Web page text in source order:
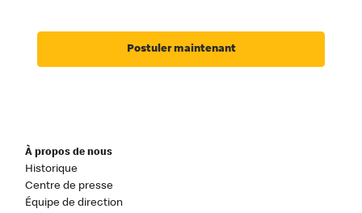
Postuler maintenant
À propos de nous
Historique
Centre de presse
Équipe de direction